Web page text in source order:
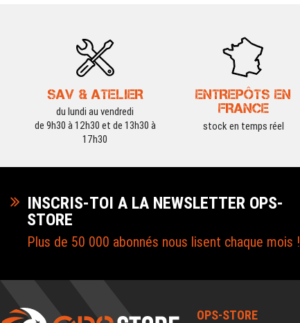
SAV & ATELIER
du lundi au vendredi
de 9h30 à 12h30 et de 13h30 à
17h30
ENTREPÔTS EN
FRANCE
stock en temps réel
INSCRIS-TOI A LA NEWSLETTER OPS-
STORE
Plus de 50 000 abonnés nous lisent chaque mois !
OPS-STORE